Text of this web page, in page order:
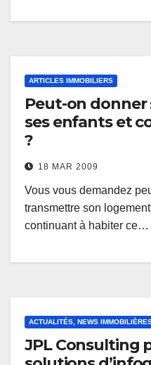
ARTICLES IMMOBILIERS
Peut-on
ses enfants et
?
18 MAR 2009
Vous vous demandez
transmettre son
continuant à habiter ce…
ACTUALITÉS, NEWS
JPL Consulting